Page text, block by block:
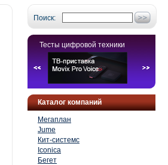
Поиск:
Тесты цифровой техники
Каталог компаний
Мегаплан
Jume
Кит-системс
Iconica
Бегет